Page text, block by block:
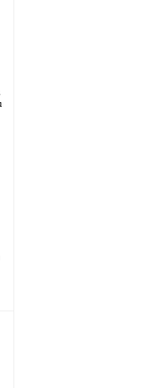
Brawijaya (Rizky)
Islam UPI (Septian)